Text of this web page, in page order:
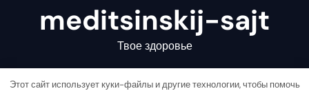
meditsinskij-sajt
Твое здоровье
Этот сайт использует куки-файлы и другие технологии, чтобы помочь